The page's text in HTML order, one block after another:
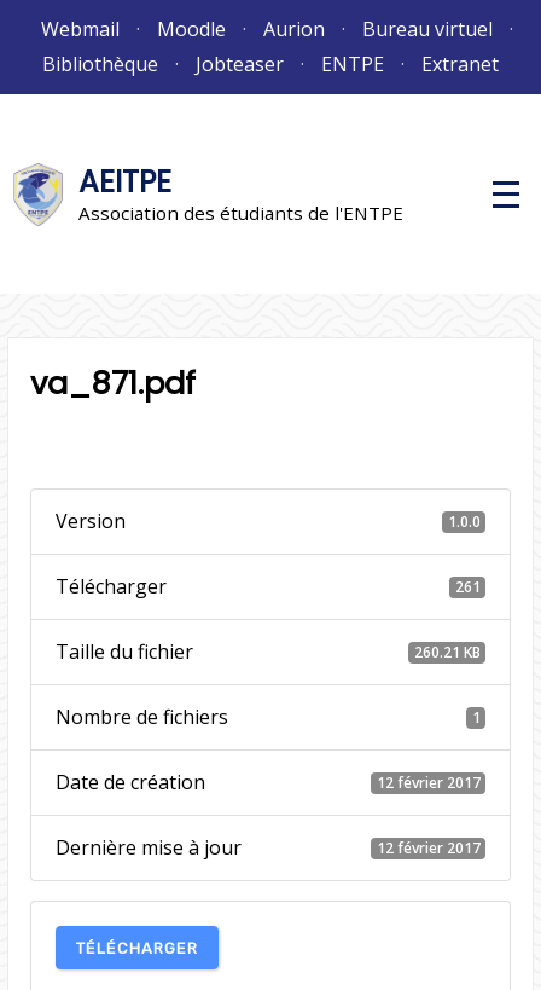
Webmail Moodle Aurion
Bureau virtuel
Bibliothèque
Jobteaser ENTPE Extranet
AEITPE
Association des étudiants de l'ENTPE
M
e
va_871.pdf
Version 1.0.0
Télécharger 261
Taille du fichier 260.21 KB
Nombre de fichiers 1
Date de création 12 février 2017
Dernière mise à jour 12 février 2017
TÉLÉCHARGER